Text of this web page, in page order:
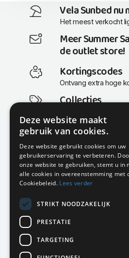
Vela Sunbed
Het meest verkocht
Meer Summer
de outlet store!
Kortingscodes
Ontvang extra hoge
Collecties
Actuele en populaire
KMP Kantoormeubilair
Airport Business Park
Frankfurtstraat 29-31
1175 RH Lijnden
020-617 01 26
info@kmpkantoormeubilair.nl
Facebook
Instagram
Deze website maakt
gebruik van cookies.
Deze website gebruikt cookies om uw
gebruikerservaring te verbeteren.
onze website te gebruiken, stemt u in
alle cookies in overeenstemming met
Cookiebeleid. Lees verder
STRIKT NOODZAKELIJK
PRESTATIE
TARGETING